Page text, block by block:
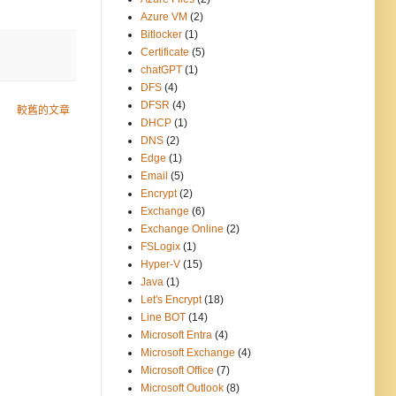
較舊的文章
Azure VM (2)
Bitlocker (1)
Certificate (5)
chatGPT (1)
DFS (4)
DFSR (4)
DHCP (1)
DNS (2)
Edge (1)
Email (5)
Encrypt (2)
Exchange (6)
Exchange Online (2)
FSLogix (1)
Hyper-V (15)
Java (1)
Let's Encrypt (18)
Line BOT (14)
Microsoft Entra (4)
Microsoft Exchange (4)
Microsoft Office (7)
Microsoft Outlook (8)